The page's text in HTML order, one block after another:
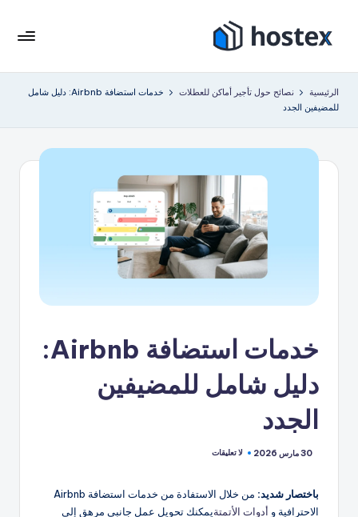
التجاوز
المحتوى
ست
ك
عطلتك
الآلي
باستخدام
الرئيسية نصائح حول تأجير أماكن للعطلات
خدمات استضافة Airbnb: دليل شامل
للمضيفين الجدد
خدمات استضافة Airbnb:
دليل شامل للمضيفين
الجدد
30 مارس 2026 لا تعليقات
باختصار شديد:
من خلال الاستفادة من خدمات استضافة Airbnb
الاحترافية و أدوات الأتمتةيمكنك تحويل عمل جانبي مرهق إلى